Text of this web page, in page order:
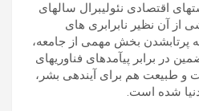
اقتصادی نئوليبرال سالھای
از آن نظير نابرابری ھای
پرتابشدن بخش مھمی از جامعه،
در برابر پیآمدھای فناوریھای
و طبيعت ھم برای آيندهی بشر،
شده است.